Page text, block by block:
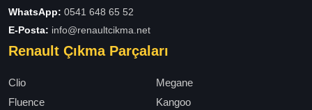
WhatsApp: 0541 648 65 52
E-Posta: info@renaultcikma.net
Renault Çıkma Parçaları
Clio
Megane
Fluence
Kangoo